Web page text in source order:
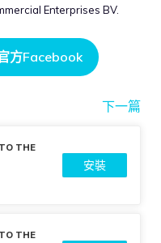
Enterprises BV.
方Facebook
下一篇
THE
安裝
THE